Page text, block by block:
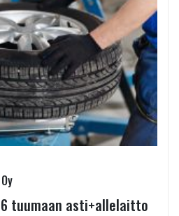
tuumaan asti+allelaitto